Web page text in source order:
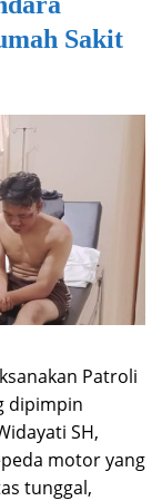
Sakit
Patroli
dipimpin
SH,
motor yang
tunggal,